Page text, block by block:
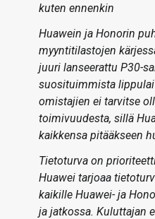
kuten ennenkin
Huawein ja Honorin
myyntitilastojen
juuri lanseerattu P30-
suosituimmista
omistajien ei tarvitse
toimivuudesta, sillä
kaikkensa pitääkseen
Tietoturva on
Huawei tarjoaa
kaikille Huawei- ja
ja jatkossa. Kuluttajan